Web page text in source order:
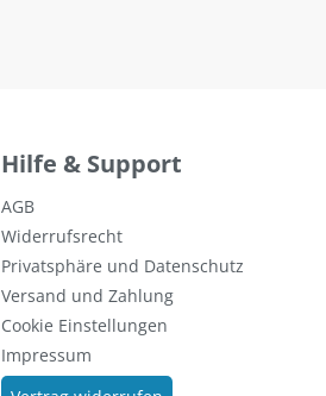
Hilfe & Support
AGB
Widerrufsrecht
Privatsphäre und Datenschutz
Versand und Zahlung
Cookie Einstellungen
Impressum